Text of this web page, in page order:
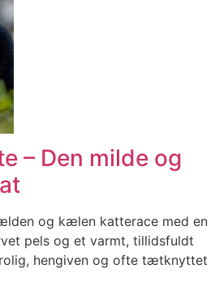
– Den milde og
og kælen katterace med en
pels og et varmt, tillidsfuldt
hengiven og ofte tætknyttet